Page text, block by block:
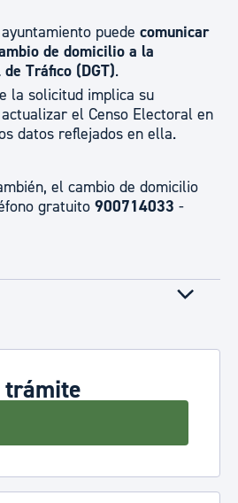
puede comunicar
de domicilio a la
Tráfico (DGT).
la solicitud implica su
el Censo Electoral en
datos reflejados en ella.
el cambio de domicilio
gratuito 900714033 -
trámite